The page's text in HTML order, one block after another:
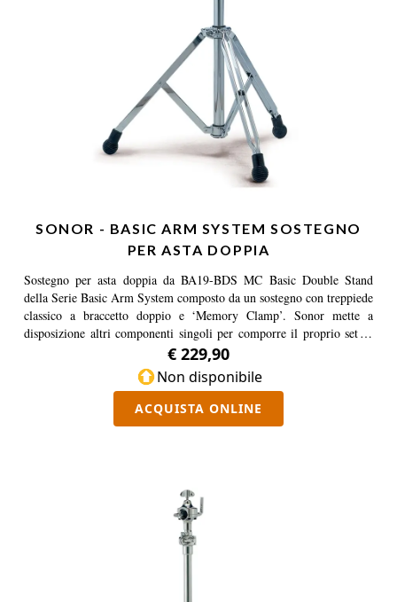
SONOR - BASIC ARM SYSTEM SOSTEGNO
PER ASTA DOPPIA
Sostegno per asta doppia da BA19-BDS MC Basic Double Stand
della Serie Basic Arm System composto da un sostegno con treppiede
classico a braccetto doppio e ‘Memory Clamp’. Sonor mette a
disposizione altri componenti singoli per comporre il proprio set di
batteria e/o percussioni: le parole d’ordine del ‘Basic Arm System’
sono libertà, flessibilità e funzionalità. Il sistema ‘Basic Arm System’
ci consente di creare la propria configurazione hardware individuale e
personalizzata: è suddiviso in Basic Arm 19 e Basic Arm 12, che
riflettono la variazione dei diametri dei tubi e vengono utilizzate
€ 229,90
Non disponibile
ACQUISTA ONLINE